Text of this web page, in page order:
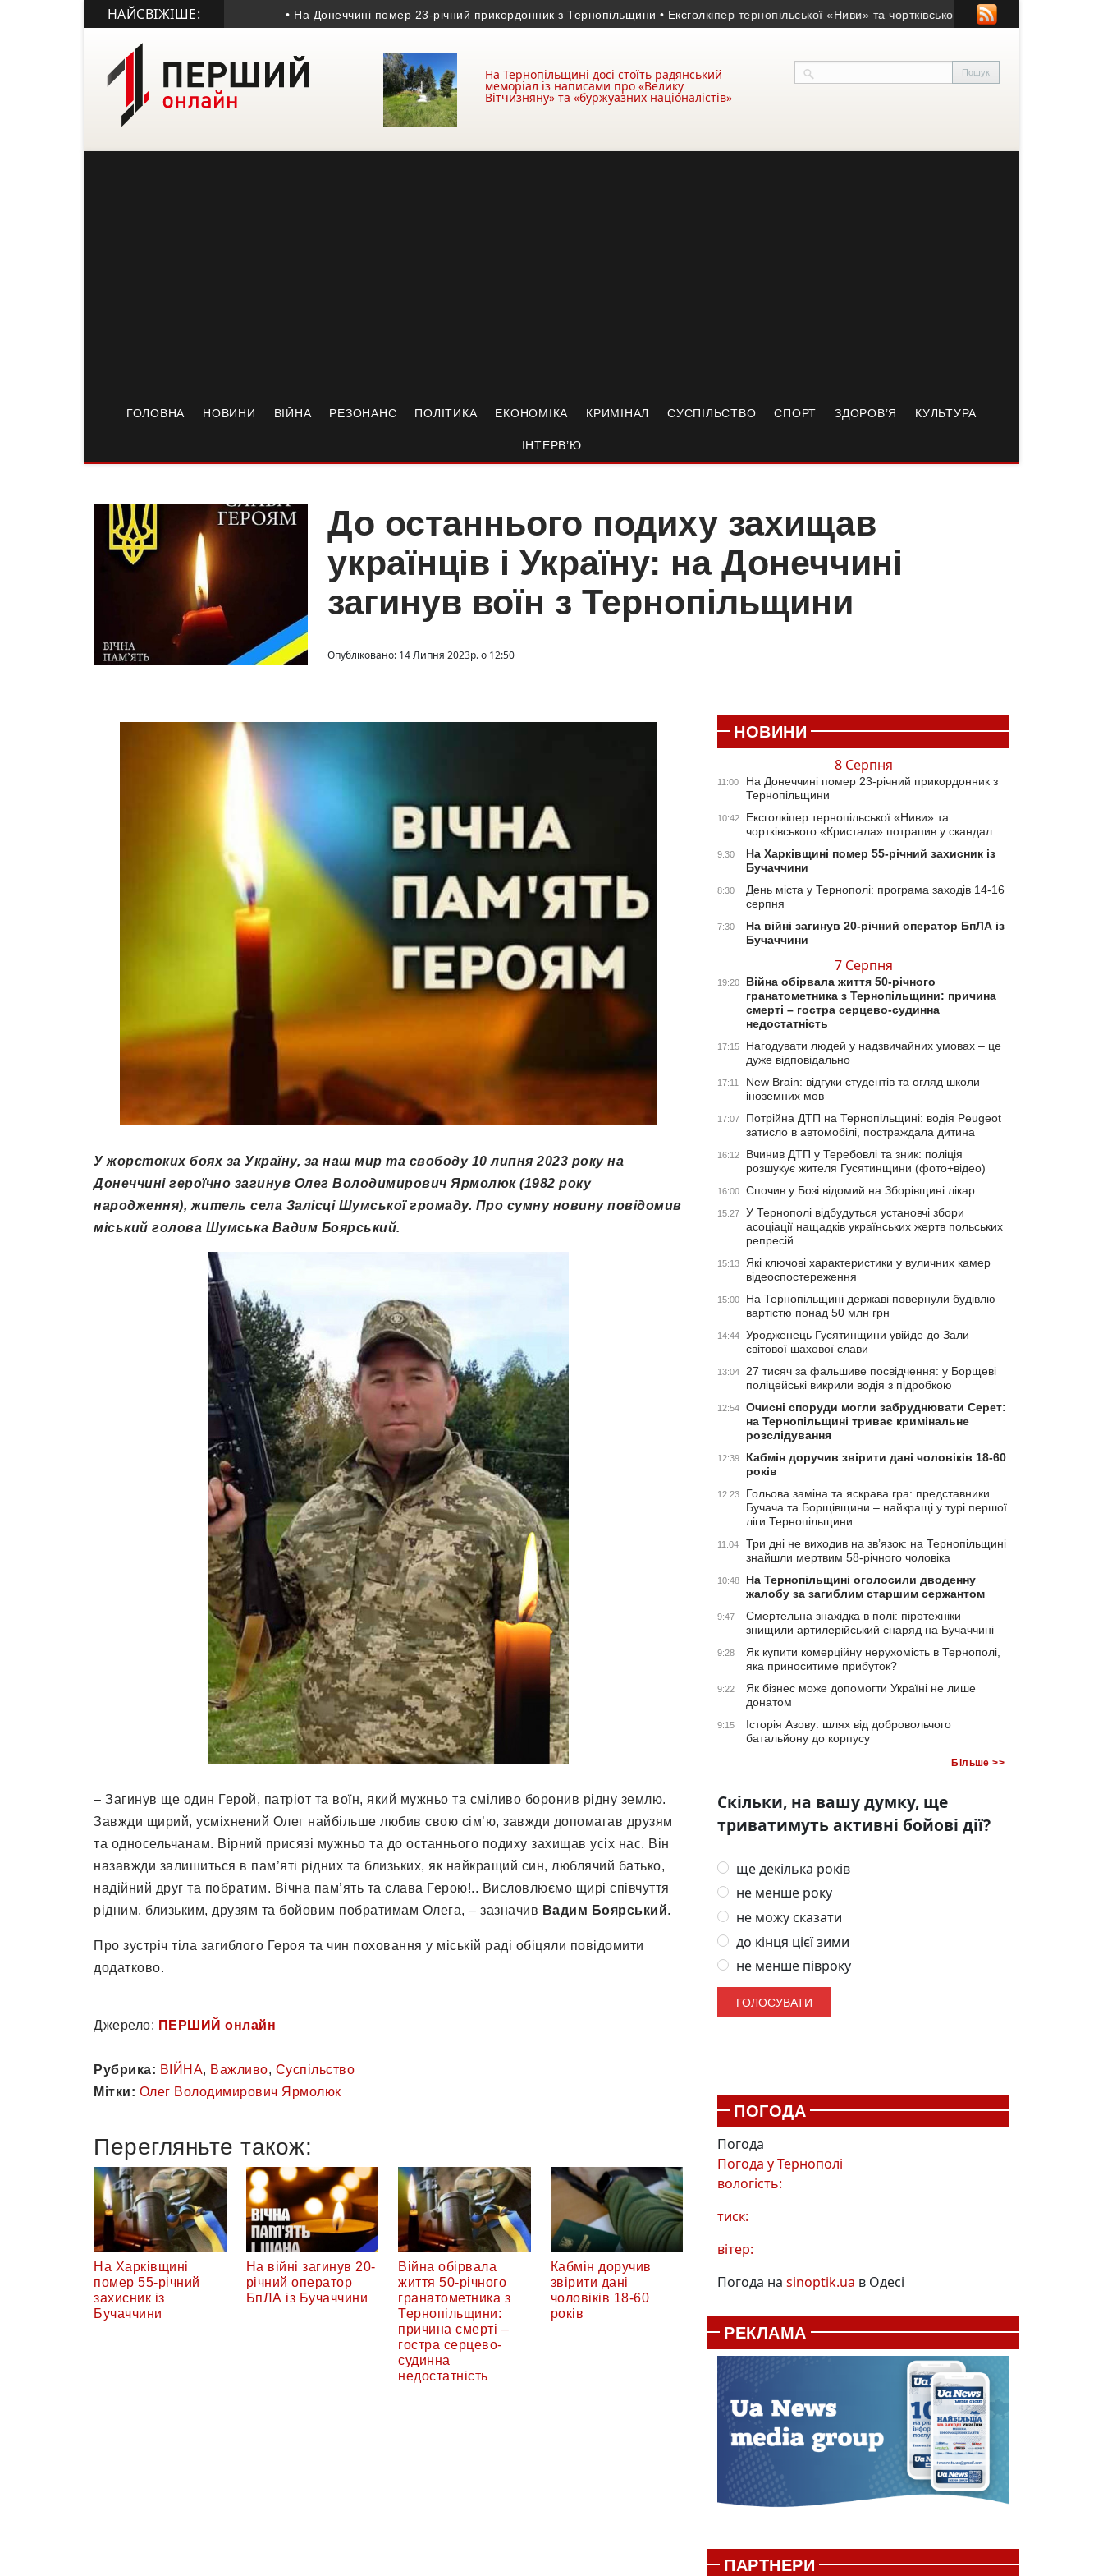
НАЙСВІЖІШЕ: • На Донеччині помер 23-річний прикордонник з Тернопільщини • Ексголкіпер тернопільської «Ниви» та чортківського «Кристала» потрапив у
На Тернопільщині досі стоїть радянський
меморіал із написами про «Велику
Вітчизняну» та «буржуазних націоналістів»
ГОЛОВНА НОВИНИ ВІЙНА РЕЗОНАНС ПОЛІТИКА ЕКОНОМІКА КРИМІНАЛ СУСПІЛЬСТВО СПОРТ ЗДОРОВ’Я КУЛЬТУРА
ІНТЕРВ’Ю
До останнього подиху захищав
українців і Україну: на Донеччині
загинув воїн з Тернопільщини
Опубліковано: 14 Липня 2023р. о 12:50
У жорстоких боях за Україну, за наш мир та свободу 10 липня 2023 року на
Донеччині героїчно загинув Олег Володимирович Ярмолюк (1982 року
народження), житель села Залісці Шумської громаду. Про сумну новину повідомив
міський голова Шумська Вадим Боярський.
– Загинув ще один Герой, патріот та воїн, який мужньо та сміливо боронив рідну землю.
Завжди щирий, усміхнений Олег найбільше любив свою сім’ю, завжди допомагав друзям
та односельчанам. Вірний присязі мужньо та до останнього подиху захищав усіх нас. Він
назавжди залишиться в пам’яті рідних та близьких, як найкращий син, люблячий батько,
надійний друг та побратим. Вічна пам’ять та слава Герою!.. Висловлюємо щирі співчуття
рідним, близьким, друзям та бойовим побратимам Олега, – зазначив Вадим Боярський.
Про зустріч тіла загиблого Героя та чин поховання у міській раді обіцяли повідомити
додатково.
Джерело: ПЕРШИЙ онлайн
Рубрика: ВІЙНА, Важливо, Суспільство
Мітки: Олег Володимирович Ярмолюк
Перегляньте також:
На Харківщині
помер 55-річний
захисник із
Бучаччини
На війні загинув 20-
річний оператор
БпЛА із Бучаччини
Війна обірвала
життя 50-річного
гранатометника з
Тернопільщини:
причина смерті –
гостра серцево-
судинна
недостатність
Кабмін доручив
звірити дані
чоловіків 18-60
років
НОВИНИ
8 Серпня
11:00
На Донеччині помер 23-річний прикордонник з
Тернопільщини
10:42
Ексголкіпер тернопільської «Ниви» та
чортківського «Кристала» потрапив у скандал
9:30
На Харківщині помер 55-річний захисник із
Бучаччини
8:30
День міста у Тернополі: програма заходів 14-16
серпня
7:30
На війні загинув 20-річний оператор БпЛА із
Бучаччини
7 Серпня
19:20
Війна обірвала життя 50-річного
гранатометника з Тернопільщини: причина
смерті – гостра серцево-судинна
недостатність
17:15
Нагодувати людей у надзвичайних умовах – це
дуже відповідально
17:11
New Brain: відгуки студентів та огляд школи
іноземних мов
17:07
Потрійна ДТП на Тернопільщині: водія Peugeot
затисло в автомобілі, постраждала дитина
16:12
Вчинив ДТП у Теребовлі та зник: поліція
розшукує жителя Гусятинщини (фото+відео)
16:00 Спочив у Бозі відомий на Зборівщині лікар
15:27
У Тернополі відбудуться установчі збори
асоціації нащадків українських жертв польських
репресій
15:13
Які ключові характеристики у вуличних камер
відеоспостереження
15:00
На Тернопільщині державі повернули будівлю
вартістю понад 50 млн грн
14:44
Уродженець Гусятинщини увійде до Зали
світової шахової слави
13:04
27 тисяч за фальшиве посвідчення: у Борщеві
поліцейські викрили водія з підробкою
12:54
Очисні споруди могли забруднювати Серет:
на Тернопільщині триває кримінальне
розслідування
12:39
Кабмін доручив звірити дані чоловіків 18-60
років
12:23
Гольова заміна та яскрава гра: представники
Бучача та Борщівщини – найкращі у турі першої
ліги Тернопільщини
11:04
Три дні не виходив на зв’язок: на Тернопільщині
знайшли мертвим 58-річного чоловіка
10:48
На Тернопільщині оголосили дводенну
жалобу за загиблим старшим сержантом
9:47
Смертельна знахідка в полі: піротехніки
знищили артилерійський снаряд на Бучаччині
9:28
Як купити комерційну нерухомість в Тернополі,
яка приноситиме прибуток?
9:22
Як бізнес може допомогти Україні не лише
донатом
9:15
Історія Азову: шлях від добровольчого
батальйону до корпусу
Більше >>
Скільки, на вашу думку, ще
триватимуть активні бойові дії?
ще декілька років
не менше року
не можу сказати
до кінця цієї зими
не менше півроку
ПОГОДА
Погода
Погода уТернополі
вологість:
тиск:
вітер:
Погода на sinoptik.ua в Одесі
РЕКЛАМА
ПАРТНЕРИ